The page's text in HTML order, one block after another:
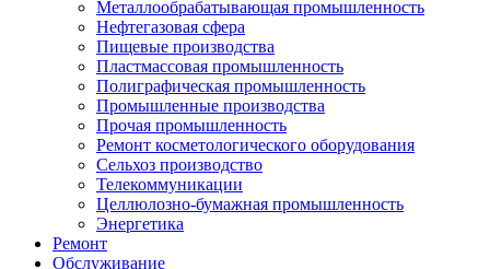
Металлообрабатывающая промышленность
Нефтегазовая сфера
Пищевые производства
Пластмассовая промышленность
Полиграфическая промышленность
Промышленные производства
Прочая промышленность
Ремонт косметологического оборудования
Сельхоз производство
Телекоммуникации
Целлюлозно-бумажная промышленность
Энергетика
Ремонт
Обслуживание